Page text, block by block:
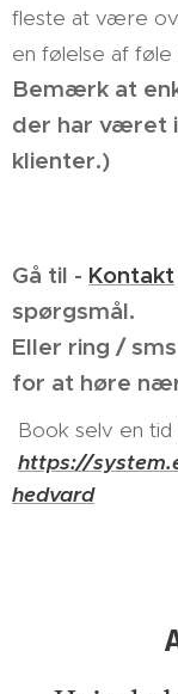
fleste at være
en følelse af
Bemærk at
der har været
klienter.)
Gå til - Kontakt
spørgsmål.
Eller ring /
for at høre
Book selv en tid
https://
hedvard